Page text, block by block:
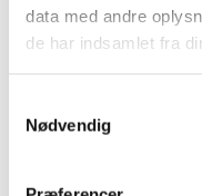
data med andre
de har indsamlet fra
Nødvendig
Trimbow® får
|3. august 2017|
virkning fra den 14.